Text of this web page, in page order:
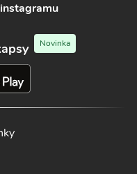
Novinka